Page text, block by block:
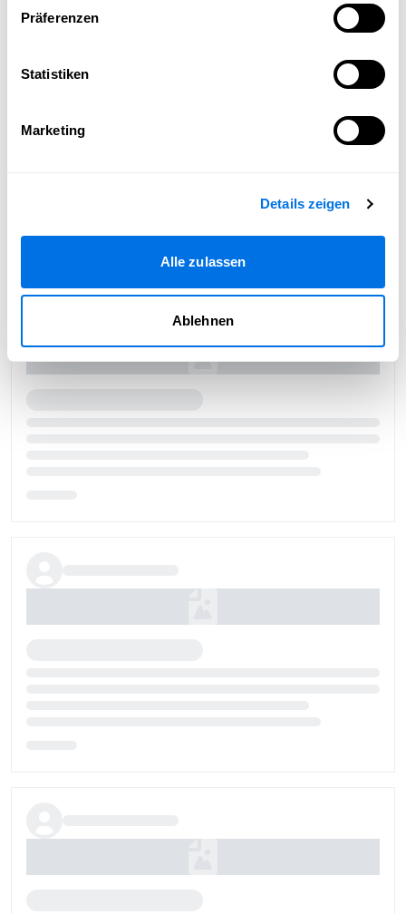
Präferenzen
Statistiken
Marketing
Details zeigen
Alle zulassen
Ablehnen